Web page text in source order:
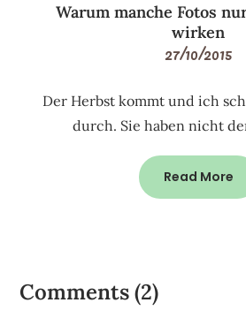
Warum manche Fotos
wirken
27/10/2015
Der Herbst kommt und ich
durch. Sie haben nicht
Read More
Comments (2)